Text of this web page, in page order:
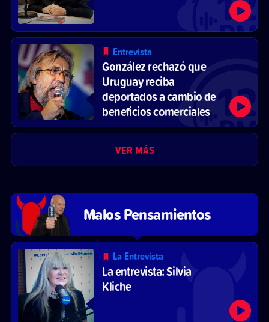
Entrevista
González rechazó que
Uruguay reciba
deportados a cambio de
beneficios comerciales
VER MÁS
Malos Pensamientos
La Entrevista
La entrevista: Silvia
Kliche